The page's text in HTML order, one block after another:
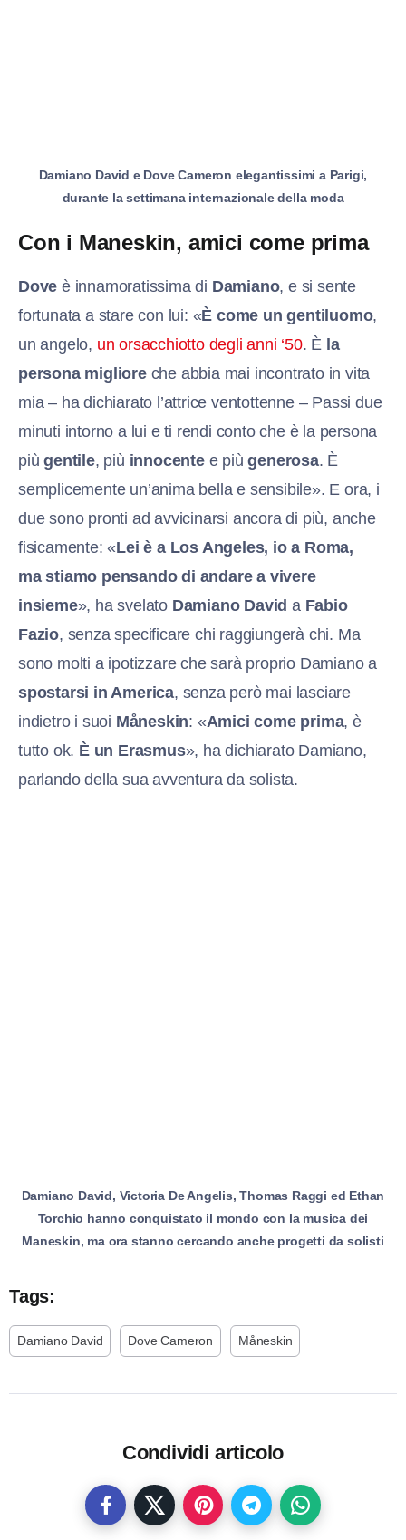
Damiano David e Dove Cameron elegantissimi a Parigi,
durante la settimana internazionale della moda
Con i Maneskin, amici come prima
Dove è innamoratissima di Damiano, e si sente
fortunata a stare con lui: «È come un gentiluomo,
un angelo, un orsacchiotto degli anni ‘50. È la
persona miglioreche abbia mai incontrato in vita
mia – ha dichiarato l’attrice ventottenne – Passi due
minuti intorno a lui e ti rendi conto che è la persona
piùgentile, più innocentee piùgenerosa. È
semplicemente un’anima bella e sensibile». E ora, i
due sono pronti ad avvicinarsi ancora di più, anche
fisicamente: «Lei è a Los Angeles, io a Roma,
ma stiamo pensando di andare a vivere
insieme», ha svelato Damiano David a Fabio
Fazio, senza specificare chi raggiungerà chi. Ma
sono molti a ipotizzare che sarà proprio Damiano a
spostarsi in America, senza però mai lasciare
indietro i suoi Måneskin: «Amici come prima, è
tutto ok. È un Erasmus», ha dichiarato Damiano,
parlando della sua avventura da solista.
Damiano David, Victoria De Angelis, Thomas Raggi ed Ethan
Torchio hanno conquistato il mondo con la musica dei
Maneskin, ma ora stanno cercando anche progetti da solisti
Tags:
Damiano David Dove Cameron Måneskin
Condividi articolo